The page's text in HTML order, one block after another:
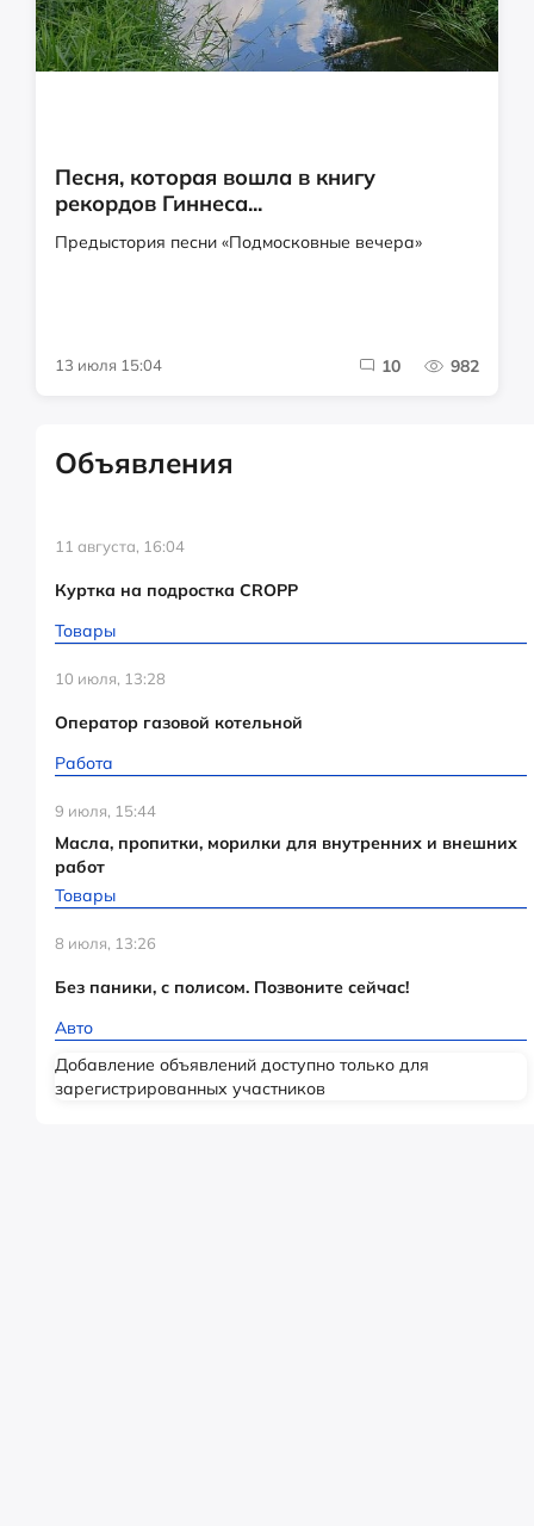
Песня, которая вошла в книгу
рекордов Гиннеса...
Предыстория песни «Подмосковные вечера»
13 июля 15:04 10 982
Объявления
11 августа, 16:04
Куртка на подростка CROPP
Товары
10 июля, 13:28
Оператор газовой котельной
Работа
9 июля, 15:44
Масла, пропитки, морилки для внутренних и внешних
работ
Товары
8 июля, 13:26
Без паники, с полисом. Позвоните сейчас!
Авто
Добавление объявлений доступно только для
зарегистрированных участников